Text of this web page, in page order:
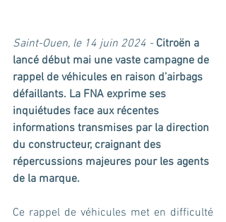
Saint-Ouen, le 14 juin 2024 - Citroën a
lancé début mai une vaste campagne de
rappel de véhicules en raison d’airbags
défaillants. La FNA exprime ses
inquiétudes face aux récentes
informations transmises par la direction
du constructeur, craignant des
répercussions majeures pour les agents
de la marque.
Ce rappel de véhicules met en difficulté